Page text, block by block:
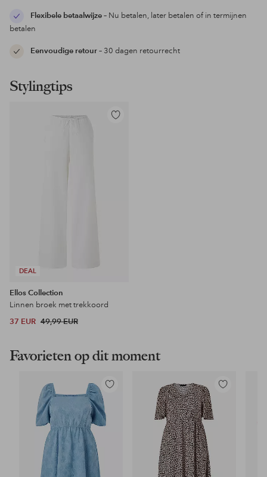
Flexibele betaalwijze– Nu betalen, later betalen of in termijnen
betalen
Eenvoudige retour– 30 dagen retourrecht
Stylingtips
DEAL
Toevoegen
Ellos Collection
Linnen broek met trekkoord
37 EUR 49,99 EUR
Favorieten op dit moment
Toevoegen
aan
favorieten
Toevoegen